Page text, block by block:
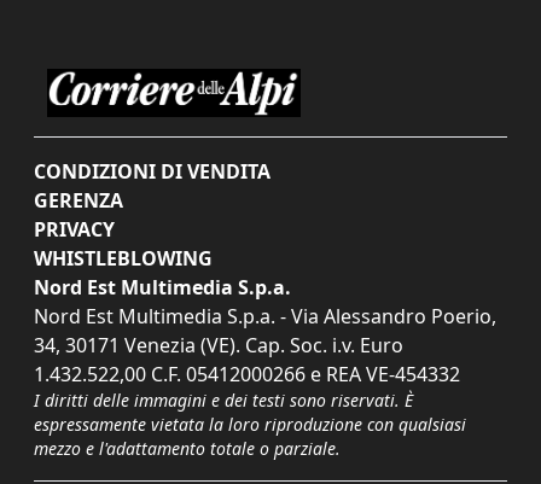
CONDIZIONI DI VENDITA
GERENZA
PRIVACY
WHISTLEBLOWING
Nord Est Multimedia S.p.a.
Nord Est Multimedia S.p.a. - Via Alessandro Poerio,
34, 30171 Venezia (VE). Cap. Soc. i.v. Euro
1.432.522,00 C.F. 05412000266 e REA VE-454332
I diritti delle immagini e dei testi sono riservati. È
espressamente vietata la loro riproduzione con qualsiasi
mezzo e l'adattamento totale o parziale.